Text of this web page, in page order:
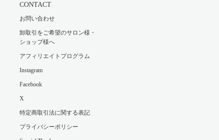
CONTACT
お問い合わせ
卸取引をご希望のサロン様・
ショップ様へ
アフィリエイトプログラム
Instagram
Facebook
X
特定商取引法に関する表記
プライバシーポリシー